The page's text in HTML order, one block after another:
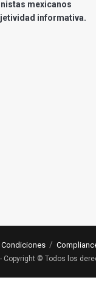
mexicanos
informativa.
Condiciones
- Copyright © Todos los